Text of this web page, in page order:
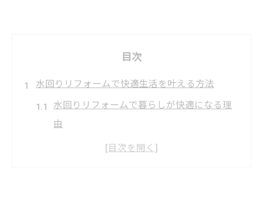
目次
水回りリフォームで快適生活を叶える方法
水回りリフォームで暮らしが快適になる理
由
水回りリフォームのメリットと注意点